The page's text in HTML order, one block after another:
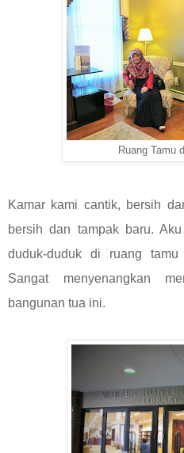
Ruang Tamu
Kamar kami cantik, bersih
bersih dan tampak baru.
duduk-duduk di ruang
Sangat menyenangkan
bangunan tua ini.